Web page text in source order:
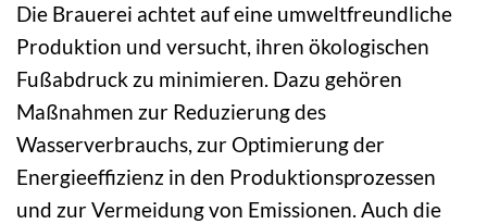
Die Brauerei achtet auf eine umweltfreundliche
Produktion und versucht, ihren ökologischen
Fußabdruck zu minimieren. Dazu gehören
Maßnahmen zur Reduzierung des
Wasserverbrauchs, zur Optimierung der
Energieeffizienz in den Produktionsprozessen
und zur Vermeidung von Emissionen. Auch die